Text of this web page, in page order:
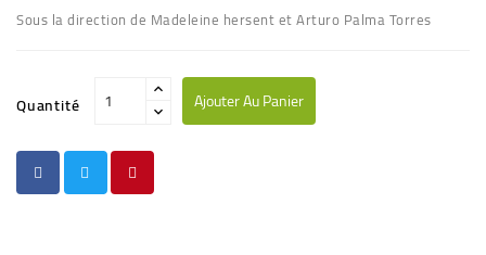
Sous la direction de Madeleine hersent et Arturo Palma Torres
Quantité Ajouter Au Panier